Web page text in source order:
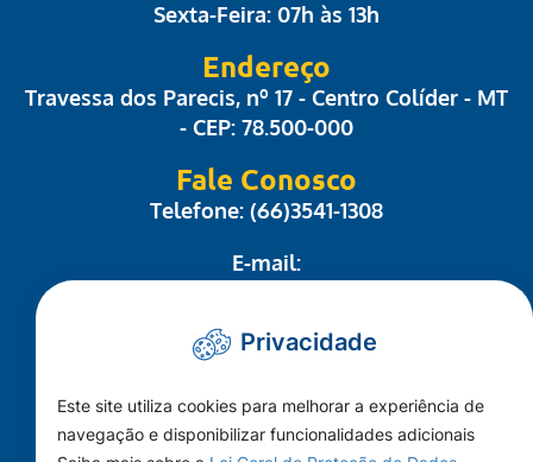
Sexta-Feira: 07h às 13h
Endereço
Travessa dos Parecis, nº 17 - Centro Colíder - MT
- CEP: 78.500-000
Fale Conosco
Telefone: (66)3541-1308
E-mail:
administrativo@camaracolider.mt.gov.br
Mapa do Site
Conheça a Câmara
A Cidade
Privacidade
Este site utiliza cookies para melhorar a experiência de
navegação e disponibilizar funcionalidades adicionais